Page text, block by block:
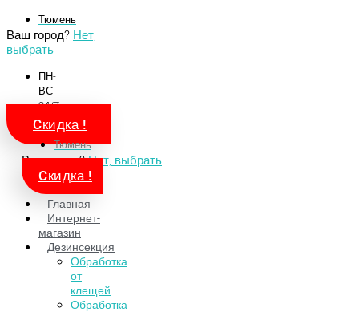
Тюмень
Ваш город? Нет,
выбрать
ПН-
ВС
24/7
Отзывы
Cкидка !
Тюмень
Ваш город?Нет, выбрать
Cкидка !
Главная
Интернет-
магазин
Дезинсекция
Обработка
от
клещей
Обработка